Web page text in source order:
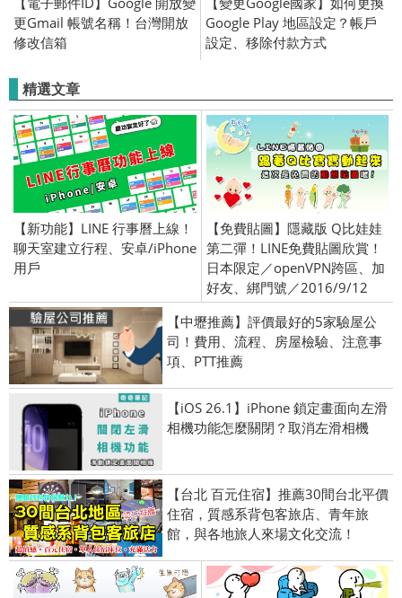
更Gmail 帳號名稱！台灣開放
修改信箱
Google Play 地區設定？帳戶
設定、移除付款方式
精選文章
【新功能】LINE 行事曆上線！
聊天室建立行程、安卓/iPhone
用戶
【免費貼圖】隱藏版 Q比娃娃
第二彈！LINE免費貼圖欣賞！
日本限定／openVPN跨區、加
好友、綁門號／2016/9/12
【中壢推薦】評價最好的5家驗屋公
司！費用、流程、房屋檢驗、注意事
項、PTT推薦
【iOS 26.1】iPhone 鎖定畫面向左滑
相機功能怎麼關閉？取消左滑相機
【台北 百元住宿】推薦30間台北平價
住宿，質感系背包客旅店、青年旅
館，與各地旅人來場文化交流！